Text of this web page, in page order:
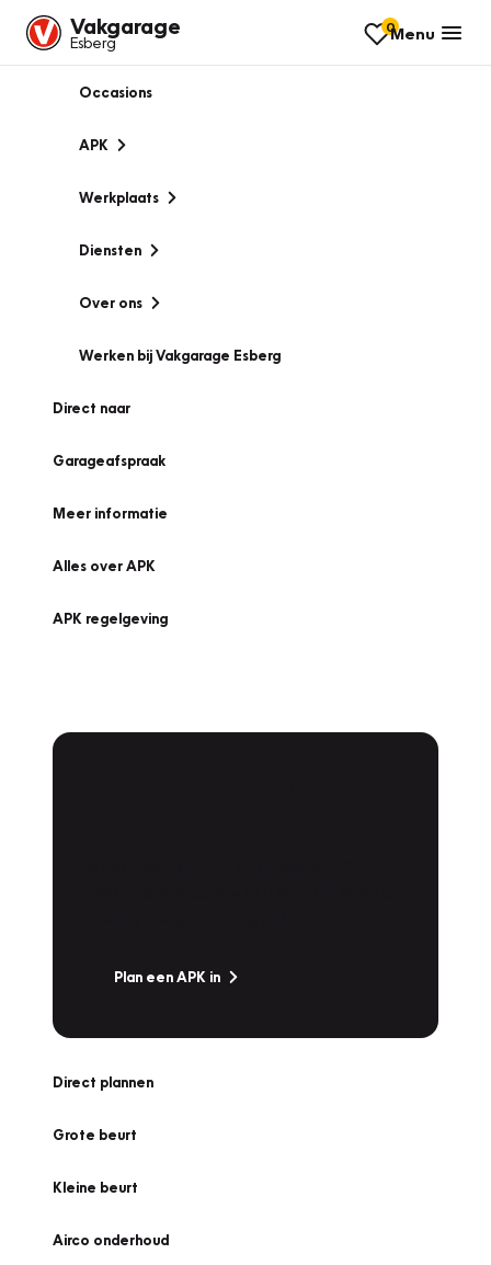
Vakgarage
Esberg
0Menu
Occasions
APK
Werkplaats
Diensten
Over ons
Werken bij Vakgarage Esberg
Direct naar
Garageafspraak
Meer informatie
Alles over APK
APK regelgeving
Plan een APK in
Direct plannen
Grote beurt
Kleine beurt
Airco onderhoud